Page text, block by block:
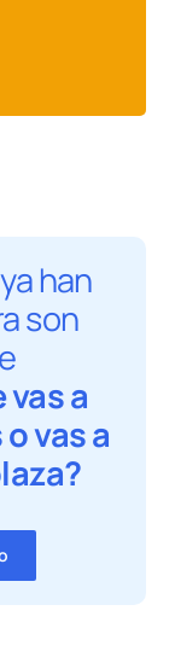
han
son
vas a
vas a